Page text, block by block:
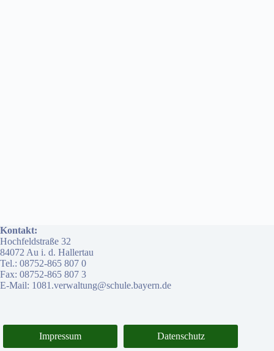
Kontakt:
Hochfeldstraße 32
84072 Au i. d. Hallertau
Tel.: 08752-865 807 0
Fax: 08752-865 807 3
E-Mail: 1081.verwaltung@schule.bayern.de
Impressum Datenschutz